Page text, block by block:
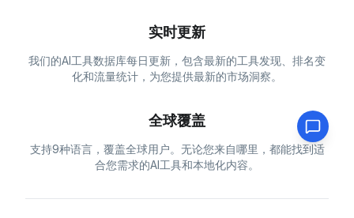
实时更新
我们的AI工具数据库每日更新，包含最新的工具发现、排名变
化和流量统计，为您提供最新的市场洞察。
全球覆盖
支持9种语言，覆盖全球用户。无论您来自哪里，都能找到适
合您需求的AI工具和本地化内容。